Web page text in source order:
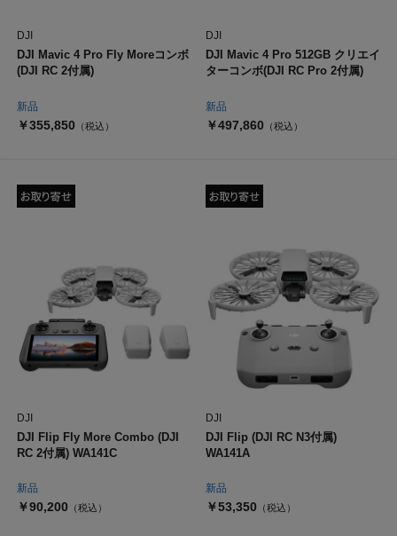
新品
DJI
DJI Mavic 4 Pro Fly Moreコンボ
(DJI RC 2付属)
￥355,850 （税込）
新品
DJI
DJI Mavic 4 Pro 512GB クリエイ
ターコンボ(DJI RC Pro 2付属)
￥497,860 （税込）
新品
DJI
DJI Flip Fly More Combo (DJI
RC 2付属) WA141C
￥90,200 （税込）
新品
DJI
DJI Flip (DJI RC N3付属)
WA141A
￥53,350 （税込）